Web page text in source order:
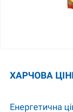
ХАРЧОВА
Енергетична